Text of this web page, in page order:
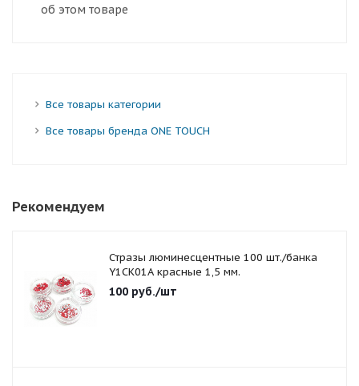
об этом товаре
Все товары категории
Все товары бренда ONE TOUCH
Рекомендуем
Стразы люминесцентные 100 шт./банка
Y1CK01A красные 1,5 мм.
100 руб./шт